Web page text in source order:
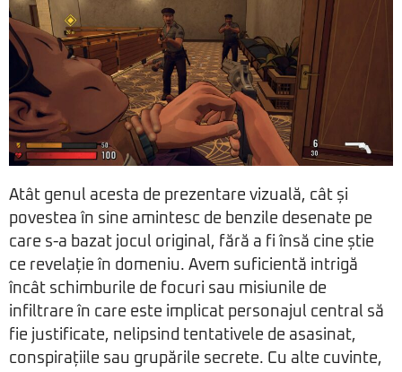
Atât genul acesta de prezentare vizuală, cât și
povestea în sine amintesc de benzile desenate pe
care s-a bazat jocul original, fără a fi însă cine știe
ce revelație în domeniu. Avem suficientă intrigă
încât schimburile de focuri sau misiunile de
infiltrare în care este implicat personajul central să
fie justificate, nelipsind tentativele de asasinat,
conspirațiile sau grupările secrete. Cu alte cuvinte,